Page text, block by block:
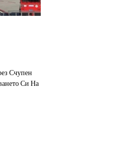
Счупен
Си На